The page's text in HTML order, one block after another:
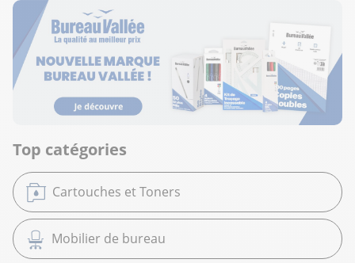
Top catégories
Cartouches et Toners
Mobilier de bureau